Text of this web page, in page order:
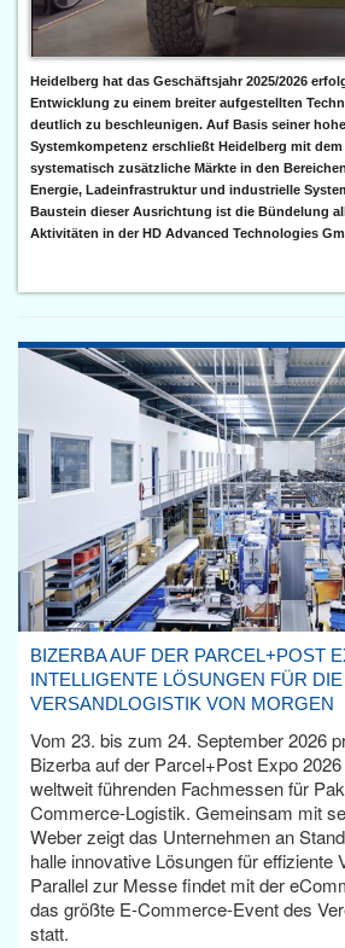
Heidelberg hat das Geschäftsjahr 2025/2026
Entwicklung zu einem breiter aufgestellten
deutlich zu beschleunigen. Auf Basis seiner
Systemkompetenz erschließt Heidelberg mit dem
systematisch zusätzliche Märkte in den
Energie, Ladeinfrastruktur und industrielle
Baustein dieser Ausrichtung ist die Bündelung
Aktivitäten in der HD Advanced Technologies
BIZERBA AUF DER PARCEL+POST
INTELLIGENTE LÖSUNGEN FÜR DIE
VERSANDLOGISTIK VON MORGEN
Vom 23. bis zum 24. September 2026
Bizerba auf der Parcel+Post Expo
weltweit führenden Fachmessen für
Commerce-Logistik. Gemeinsam mit
Weber zeigt das Unternehmen an
halle innovative Lösungen für effiziente
Parallel zur Messe findet mit der
das größte E-Commerce-Event des
statt.